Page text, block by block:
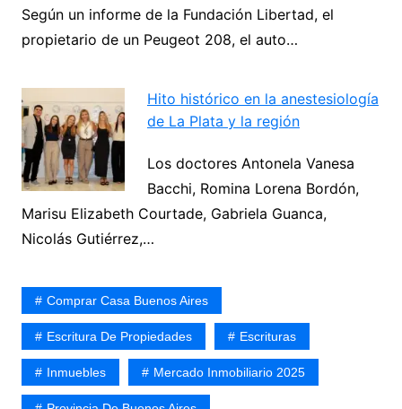
Según un informe de la Fundación Libertad, el
propietario de un Peugeot 208, el auto…
Hito histórico en la anestesiología
de La Plata y la región
Los doctores Antonela Vanesa
Bacchi, Romina Lorena Bordón,
Marisu Elizabeth Courtade, Gabriela Guanca,
Nicolás Gutiérrez,…
Comprar Casa Buenos Aires
Escritura De Propiedades Escrituras
Inmuebles Mercado Inmobiliario 2025